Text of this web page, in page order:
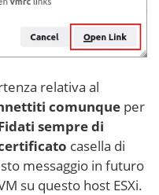
relativa al
comunque per
sempre di
casella di
messaggio in futuro
su questo host ESXi.